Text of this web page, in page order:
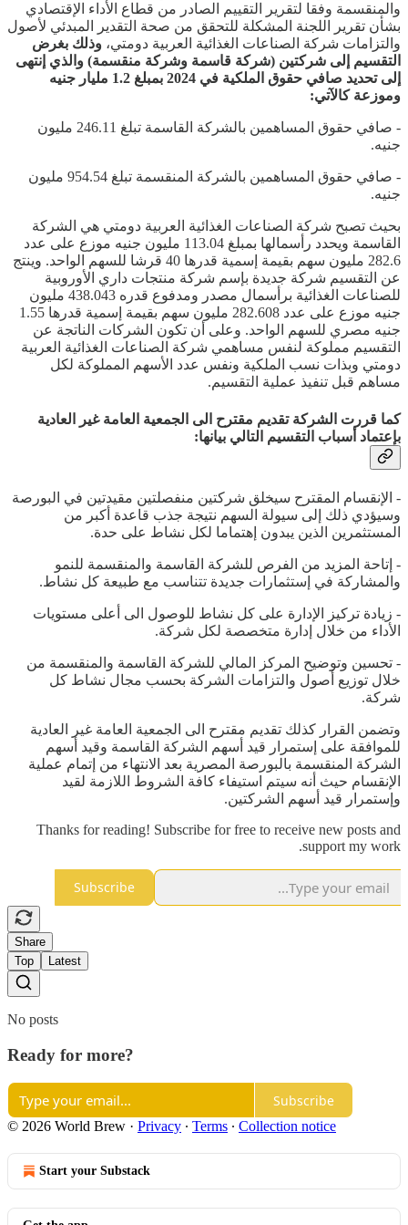
والمنقسمة وفقا لتقرير التقييم الصادر من قطاع الأداء الإقتصادي
بشأن تقرير اللجنة المشكلة للتحقق من صحة التقدير المبدئي لأصول
والتزامات شركة الصناعات الغذائية العربية دومتي، وذلك بغرض
التقسيم إلى شركتين (شركة قاسمة وشركة منقسمة) والذي إنتهى
إلى تحديد صافي حقوق الملكية في 2024 بمبلغ 1.2 مليار جنيه
وموزعة كالآتي:
- صافي حقوق المساهمين بالشركة القاسمة تبلغ 246.11 مليون
جنيه.
- صافي حقوق المساهمين بالشركة المنقسمة تبلغ 954.54 مليون
جنيه.
بحيث تصبح شركة الصناعات الغذائية العربية دومتي هي الشركة
القاسمة ويحدد رأسمالها بمبلغ 113.04 مليون جنيه موزع على عدد
282.6 مليون سهم بقيمة إسمية قدرها 40 قرشا للسهم الواحد. وينتج
عن التقسيم شركة جديدة بإسم شركة منتجات داري الأوروبية
للصناعات الغذائية برأسمال مصدر ومدفوع قدره 438.043 مليون
جنيه موزع على عدد 282.608 مليون سهم بقيمة إسمية قدرها 1.55
جنيه مصري للسهم الواحد. وعلى أن تكون الشركات الناتجة عن
التقسيم مملوكة لنفس مساهمي شركة الصناعات الغذائية العربية
دومتي وبذات نسب الملكية ونفس عدد الأسهم المملوكة لكل
مساهم قبل تنفيذ عملية التقسيم.
كما قررت الشركة تقديم مقترح الى الجمعية العامة غير العادية
بإعتماد أسباب التقسيم التالي بيانها:
- الإنقسام المقترح سيخلق شركتين منفصلتين مقيدتين في البورصة
وسيؤدي ذلك إلى سيولة السهم نتيجة جذب قاعدة أكبر من
المستثمرين الذين يبدون إهتماما لكل نشاط على حدة.
- إتاحة المزيد من الفرص للشركة القاسمة والمنقسمة للنمو
والمشاركة في إستثمارات جديدة تتناسب مع طبيعة كل نشاط.
- زيادة تركيز الإدارة على كل نشاط للوصول الى أعلى مستويات
الأداء من خلال إدارة متخصصة لكل شركة.
- تحسين وتوضيح المركز المالي للشركة القاسمة والمنقسمة من
خلال توزيع أصول والتزامات الشركة بحسب مجال نشاط كل
شركة.
وتضمن القرار كذلك تقديم مقترح الى الجمعية العامة غير العادية
للموافقة على إستمرار قيد أسهم الشركة القاسمة وقيد أسهم
الشركة المنقسمة بالبورصة المصرية بعد الانتهاء من إتمام عملية
الإنقسام حيث أنه سيتم استيفاء كافة الشروط اللازمة لقيد
وإستمرار قيد أسهم الشركتين.
Thanks for reading! Subscribe for free to receive new posts and
support my work.
Subscribe
Share
Top
Latest
No posts
Ready for more?
Subscribe
© 2026 World Brew · Privacy ∙ Terms ∙ Collection notice
Start your Substack